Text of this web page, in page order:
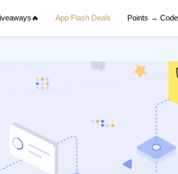
App Flash Deals Points → Code